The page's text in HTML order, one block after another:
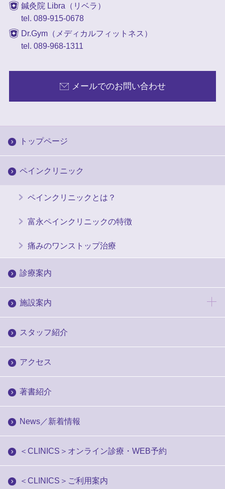
鍼灸院 Libra（リベラ）
tel. 089-915-0678
Dr.Gym（メディカルフィットネス）
tel. 089-968-1311
メールでのお問い合わせ
トップページ
ペインクリニック
ペインクリニックとは？
富永ペインクリニックの特徴
痛みのワンストップ治療
診療案内
施設案内
スタッフ紹介
アクセス
著書紹介
News／新着情報
＜CLINICS＞オンライン診療・WEB予約
＜CLINICS＞ご利用案内